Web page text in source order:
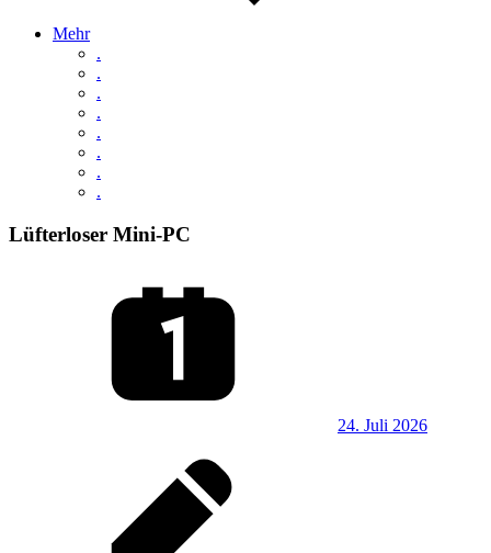
Mehr
.
.
.
.
.
.
.
.
Lüfterloser Mini-PC
24. Juli 2026